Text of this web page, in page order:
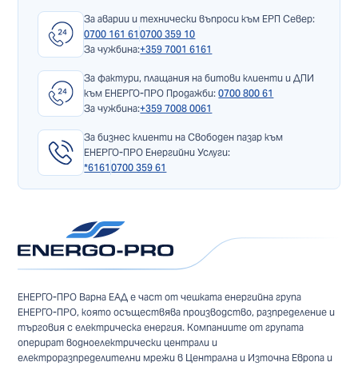
За аварии и технически въпроси към ЕРП Север:
0700 161 61 0700 359 10
За чужбина:+359 7001 6161
За фактури, плащания на битови клиенти и ДПИ
към ЕНЕРГО-ПРО Продажби:0700 800 61
За чужбина:+359 7008 0061
За бизнес клиенти на Свободен пазар към
ЕНЕРГО-ПРО Енергийни Услуги:
*6161 0700 359 61
ЕНЕРГО-ПРО Варна ЕАД е част от чешката енергийна група
ЕНЕРГО-ПРО, която осъществява производство, разпределение и
търговия с електрическа енергия. Компаниите от групата
оперират водноелектрически централи и
електроразпределителни мрежи в Централна и Източна Европа и